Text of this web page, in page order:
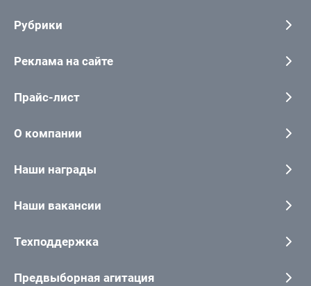
Рубрики
Реклама на сайте
Прайс-лист
О компании
Наши награды
Наши вакансии
Техподдержка
Предвыборная агитация